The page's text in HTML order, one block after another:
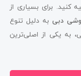
کنید. برای بسیاری از
دبی به دلیل تنوع
به یکی از اصلی‌ترین